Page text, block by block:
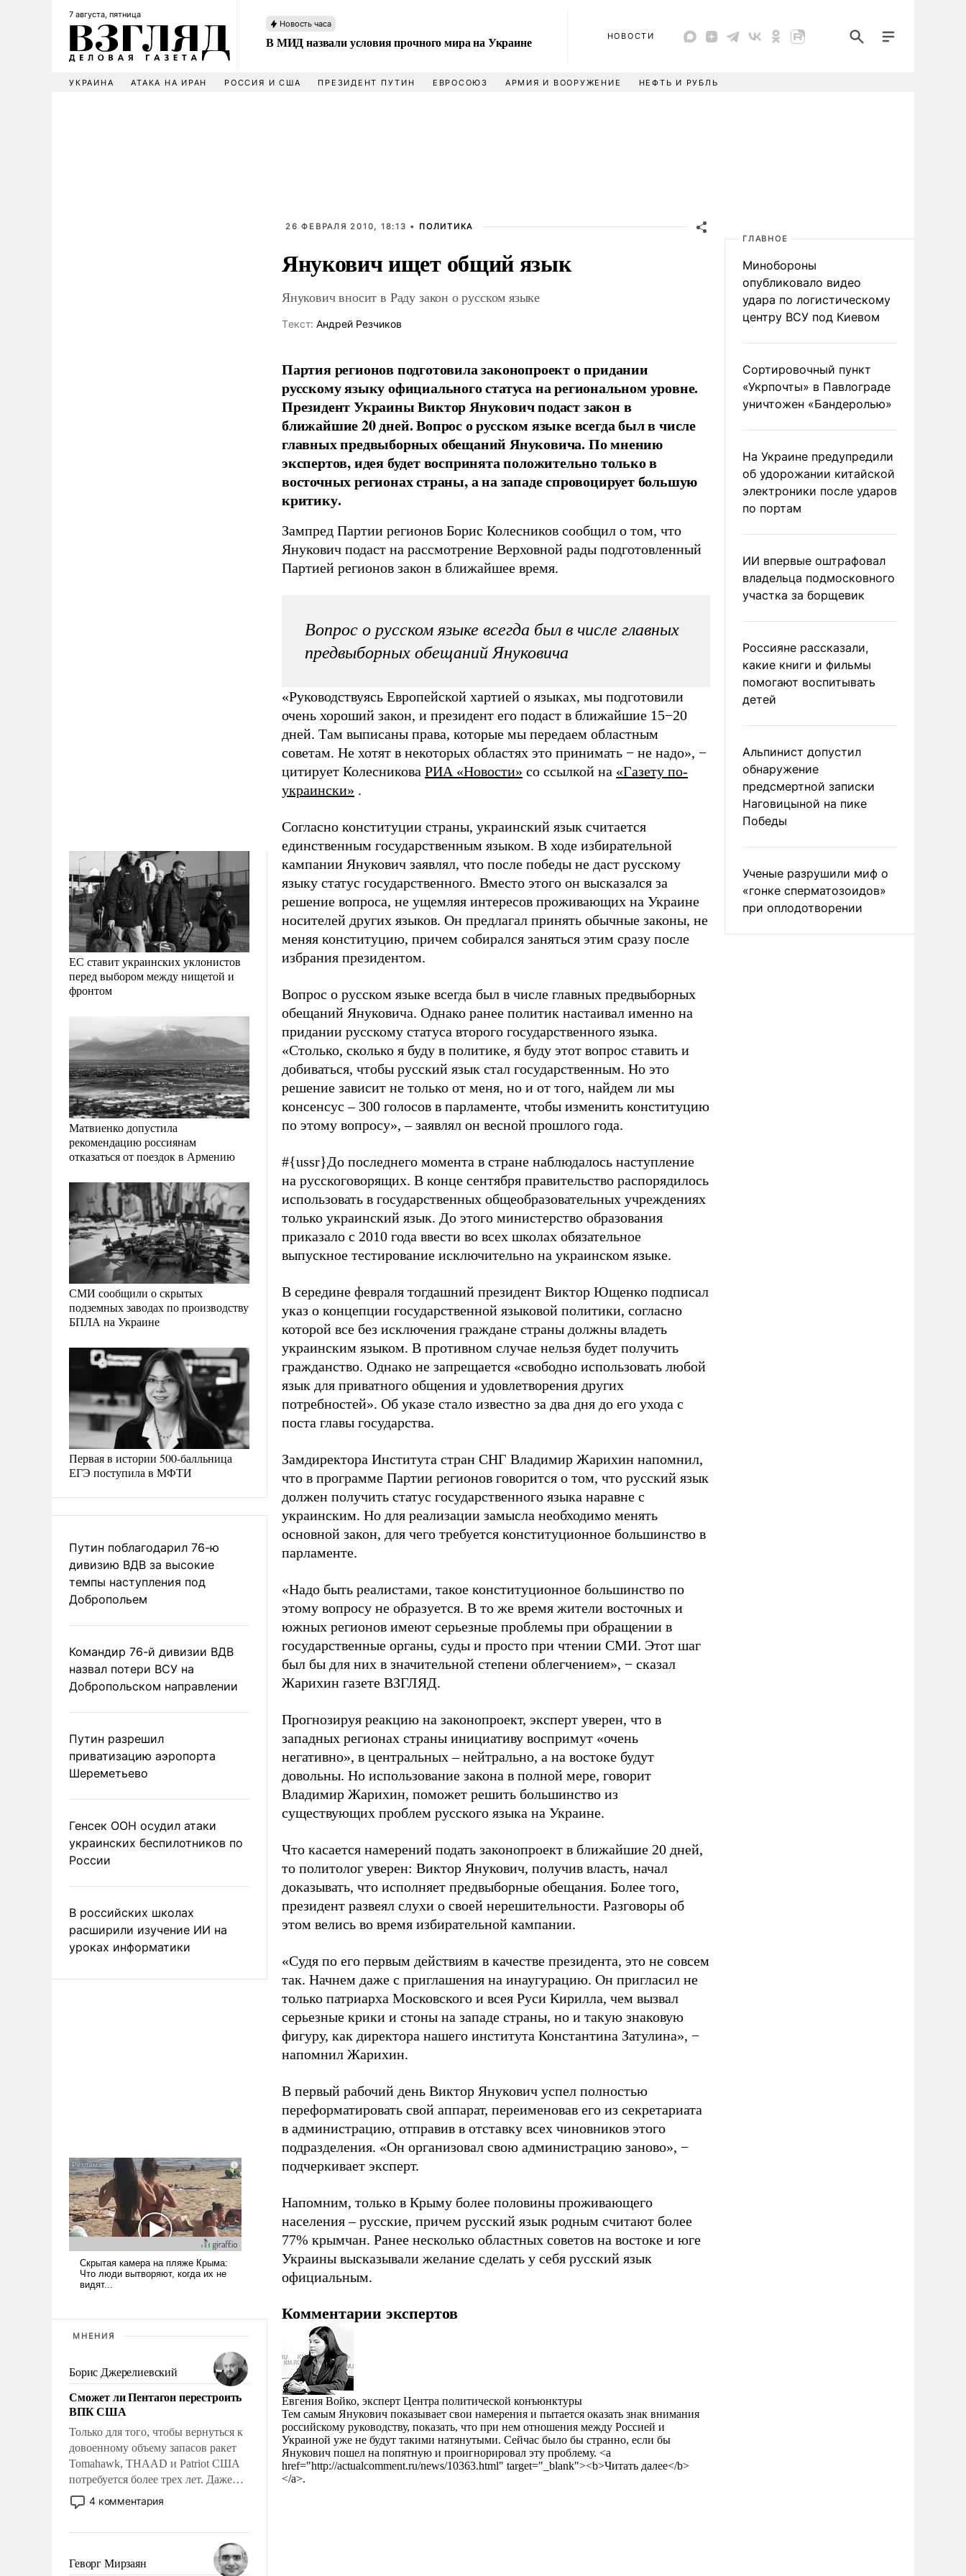
7 августа, пятница
Новость часа
В МИД назвали условия прочного мира на Украине НОВОСТИ
УКРАИНА АТАКА НА ИРАН РОССИЯ И США ПРЕЗИДЕНТ ПУТИН ЕВРОСОЮЗ АРМИЯ И ВООРУЖЕНИЕ НЕФТЬ И РУБЛЬ
ЕС ставит украинских уклонистов
перед выбором между нищетой и
фронтом
Матвиенко допустила
рекомендацию россиянам
отказаться от поездок в Армению
СМИ сообщили о скрытых
подземных заводах по производству
БПЛА на Украине
Первая в истории 500-балльница
ЕГЭ поступила в МФТИ
Путин поблагодарил 76-ю
дивизию ВДВ за высокие
темпы наступления под
Добропольем
Командир 76-й дивизии ВДВ
назвал потери ВСУ на
Добропольском направлении
Путин разрешил
приватизацию аэропорта
Шереметьево
Генсек ООН осудил атаки
украинских беспилотников по
России
В российских школах
расширили изучение ИИ на
уроках информатики
МНЕНИЯ
Борис Джерелиевский
Сможет ли Пентагон перестроить
ВПК США
Только для того, чтобы вернуться к
довоенному объему запасов ракет
Tomahawk, THAAD и Patriot США
потребуется более трех лет. Даже
небольшая война с Ираном
опустошила американские
уязвимости США, например, перед
4 комментария
Геворг Мирзаян
26 ФЕВРАЛЯ 2010, 18:13 • ПОЛИТИКА
Янукович ищет общий язык
Янукович вносит в Раду закон о русском языке
Tекст: Андрей Резчиков
Партия регионов подготовила законопроект о придании
русскому языку официального статуса на региональном уровне.
Президент Украины Виктор Янукович подаст закон в
ближайшие 20 дней. Вопрос о русском языке всегда был в числе
главных предвыборных обещаний Януковича. По мнению
экспертов, идея будет воспринята положительно только в
восточных регионах страны, а на западе спровоцирует большую
критику.
Зампред Партии регионов Борис Колесников сообщил о том, что
Янукович подаст на рассмотрение Верховной рады подготовленный
Партией регионов закон в ближайшее время.
Вопрос о русском языке всегда был в числе главных
предвыборных обещаний Януковича
«Руководствуясь Европейской хартией о языках, мы подготовили
очень хороший закон, и президент его подаст в ближайшие 15−20
дней. Там выписаны права, которые мы передаем областным
советам. Не хотят в некоторых областях это принимать − не надо», −
цитирует Колесникова РИА «Новости» со ссылкой на «Газету по-
украински» .
Согласно конституции страны, украинский язык считается
единственным государственным языком. В ходе избирательной
кампании Янукович заявлял, что после победы не даст русскому
языку статус государственного. Вместо этого он высказался за
решение вопроса, не ущемляя интересов проживающих на Украине
носителей других языков. Он предлагал принять обычные законы, не
меняя конституцию, причем собирался заняться этим сразу после
избрания президентом.
Вопрос о русском языке всегда был в числе главных предвыборных
обещаний Януковича. Однако ранее политик настаивал именно на
придании русскому статуса второго государственного языка.
«Столько, сколько я буду в политике, я буду этот вопрос ставить и
добиваться, чтобы русский язык стал государственным. Но это
решение зависит не только от меня, но и от того, найдем ли мы
консенсус – 300 голосов в парламенте, чтобы изменить конституцию
по этому вопросу», – заявлял он весной прошлого года.
#{ussr}До последнего момента в стране наблюдалось наступление
на русскоговорящих. В конце сентября правительство распорядилось
использовать в государственных общеобразовательных учреждениях
только украинский язык. До этого министерство образования
приказало с 2010 года ввести во всех школах обязательное
выпускное тестирование исключительно на украинском языке.
В середине февраля тогдашний президент Виктор Ющенко подписал
указ о концепции государственной языковой политики, согласно
которой все без исключения граждане страны должны владеть
украинским языком. В противном случае нельзя будет получить
гражданство. Однако не запрещается «свободно использовать любой
язык для приватного общения и удовлетворения других
потребностей». Об указе стало известно за два дня до его ухода с
поста главы государства.
Замдиректора Института стран СНГ Владимир Жарихин напомнил,
что в программе Партии регионов говорится о том, что русский язык
должен получить статус государственного языка наравне с
украинским. Но для реализации замысла необходимо менять
основной закон, для чего требуется конституционное большинство в
парламенте.
«Надо быть реалистами, такое конституционное большинство по
этому вопросу не образуется. В то же время жители восточных и
южных регионов имеют серьезные проблемы при обращении в
государственные органы, суды и просто при чтении СМИ. Этот шаг
был бы для них в значительной степени облегчением», − сказал
Жарихин газете ВЗГЛЯД.
Прогнозируя реакцию на законопроект, эксперт уверен, что в
западных регионах страны инициативу воспримут «очень
негативно», в центральных – нейтрально, а на востоке будут
довольны. Но использование закона в полной мере, говорит
Владимир Жарихин, поможет решить большинство из
существующих проблем русского языка на Украине.
Что касается намерений подать законопроект в ближайшие 20 дней,
то политолог уверен: Виктор Янукович, получив власть, начал
доказывать, что исполняет предвыборные обещания. Более того,
президент развеял слухи о своей нерешительности. Разговоры об
этом велись во время избирательной кампании.
«Судя по его первым действиям в качестве президента, это не совсем
так. Начнем даже с приглашения на инаугурацию. Он пригласил не
только патриарха Московского и всея Руси Кирилла, чем вызвал
серьезные крики и стоны на западе страны, но и такую знаковую
фигуру, как директора нашего института Константина Затулина», −
напомнил Жарихин.
В первый рабочий день Виктор Янукович успел полностью
переформатировать свой аппарат, переименовав его из секретариата
в администрацию, отправив в отставку всех чиновников этого
подразделения. «Он организовал свою администрацию заново», −
подчеркивает эксперт.
Напомним, только в Крыму более половины проживающего
населения – русские, причем русский язык родным считают более
77% крымчан. Ранее несколько областных советов на востоке и юге
Украины высказывали желание сделать у себя русский язык
официальным.
Комментарии экспертов
Евгения Войко, эксперт Центра политической конъюнктуры
Тем самым Янукович показывает свои намерения и пытается оказать знак внимания
российскому руководству, показать, что при нем отношения между Россией и
Украиной уже не будут такими натянутыми. Сейчас было бы странно, если бы
Янукович пошел на попятную и проигнорировал эту проблему. <a
href="http://actualcomment.ru/news/10363.html" target="_blank"><b>Читать далее</b>
</a>.
ГЛАВНОЕ
Минобороны
опубликовало видео
удара по логистическому
центру ВСУ под Киевом
Сортировочный пункт
«Укрпочты» в Павлограде
уничтожен «Бандеролью»
На Украине предупредили
об удорожании китайской
электроники после ударов
по портам
ИИ впервые оштрафовал
владельца подмосковного
участка за борщевик
Россияне рассказали,
какие книги и фильмы
помогают воспитывать
детей
Альпинист допустил
обнаружение
предсмертной записки
Наговицыной на пике
Победы
Ученые разрушили миф о
«гонке сперматозоидов»
при оплодотворении